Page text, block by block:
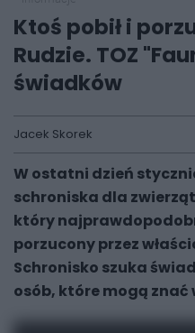
Ktoś pobił i
Rudzie. TOZ
świadków
Jacek Skorek
W ostatni dzień
schroniska dla
który
porzucony przez
Schronisko szuka
osób, które mogą znać